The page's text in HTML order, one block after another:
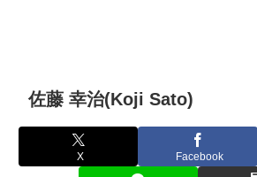
佐藤 幸治(Koji Sato)
X Facebook